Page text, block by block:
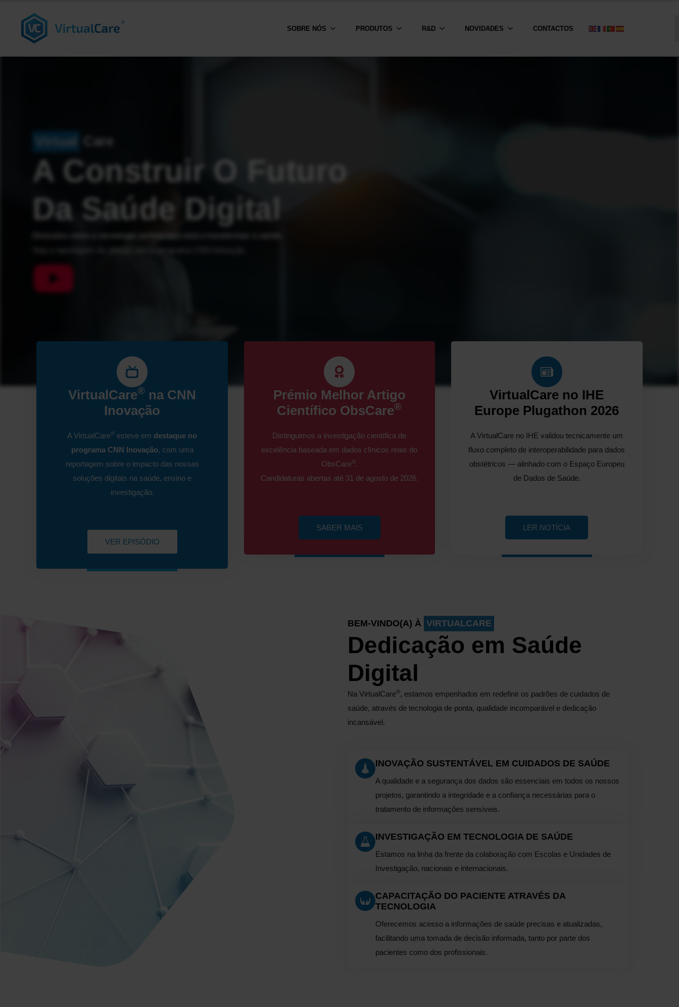
SOBRE NÓS PRODUTOS R&D NOVIDADES CONTACTOS
Virtual Care
A Construir O Futuro
Da Saúde Digital
VirtualCare® na CNN
Inovação
A VirtualCare® esteve em destaque no
programa CNN Inovação, com uma
reportagem sobre o impacto das nossas
soluções digitais na saúde, ensino e
investigação.
VER EPISÓDIO
Prémio Melhor Artigo
Científico ObsCare®
Distinguimos a investigação científica de
excelência baseada em dados clínicos reais do
ObsCare®.
Candidaturas abertas até 31 de agosto de 2026.
SABER MAIS
VirtualCare no IHE
Europe Plugathon 2026
A VirtualCare no IHE validou tecnicamente um
fluxo completo de interoperabilidade para dados
obstétricos — alinhado com o Espaço Europeu
de Dados de Saúde.
LER NOTÍCIA
BEM-VINDO(A) À VIRTUALCARE
Dedicação em Saúde
Digital
Na VirtualCare®, estamos empenhados em redefinir os padrões de cuidados de
saúde, através de tecnologia de ponta, qualidade incomparável e dedicação
incansável.
INOVAÇÃO SUSTENTÁVEL EM CUIDADOS DE SAÚDE
A qualidade e a segurança dos dados são essenciais em todos os nossos
projetos, garantindo a integridade e a confiança necessárias para o
tratamento de informações sensíveis.
INVESTIGAÇÃO EM TECNOLOGIA DE SAÚDE
Estamos na linha da frente da colaboração com Escolas e Unidades de
Investigação, nacionais e internacionais.
CAPACITAÇÃO DO PACIENTE ATRAVÉS DA
TECNOLOGIA
Oferecemos acesso a informações de saúde precisas e atualizadas,
facilitando uma tomada de decisão informada, tanto por parte dos
pacientes como dos profissionais.